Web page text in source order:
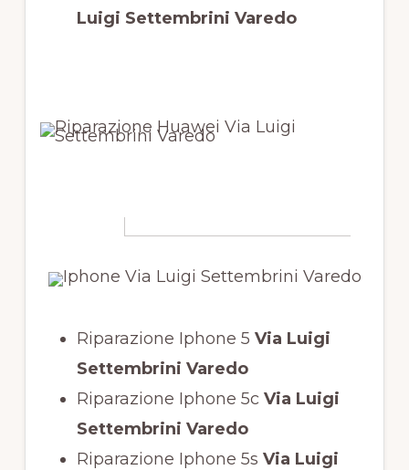
Luigi Settembrini Varedo
Riparazione Iphone 5 Via Luigi
Settembrini Varedo
Riparazione Iphone 5c Via Luigi
Settembrini Varedo
Riparazione Iphone 5s Via Luigi